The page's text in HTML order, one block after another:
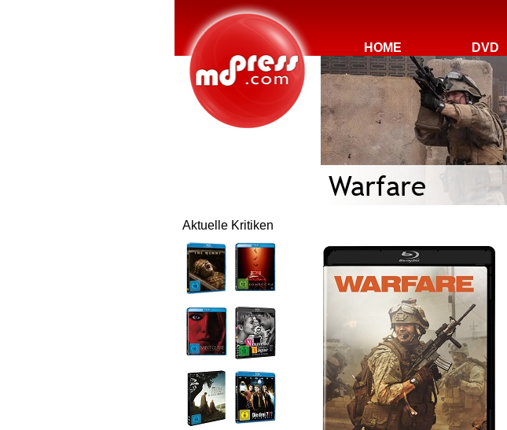
HOME DVD
Aktuelle Kritiken